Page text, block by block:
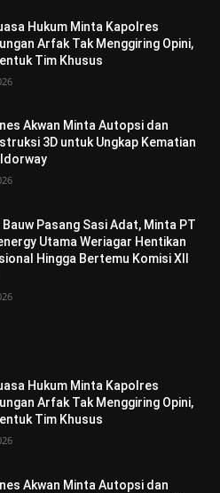
Hukum Minta Kapolres
Arfak Tak Menggiring Opini,
Tim Khusus
Akwan Minta Autopsi dan
3D untuk Ungkap Kematian
Bauw Pasang Sasi Adat, Minta PT
Utama Weriagar Hentikan
Hingga Bertemu Komisi XII
Hukum Minta Kapolres
Arfak Tak Menggiring Opini,
Tim Khusus
Akwan Minta Autopsi dan